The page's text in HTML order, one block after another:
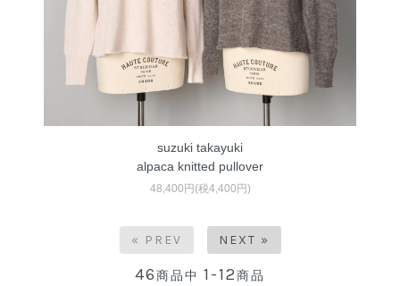
suzuki takayuki
alpaca knitted pullover
48,400円(税4,400円)
« PREV NEXT »
46商品中 1-12商品